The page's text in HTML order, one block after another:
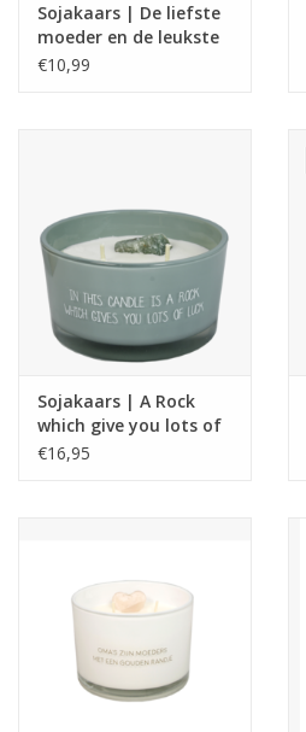
Sojakaars | De liefste
moeder en de leukste
oma | Fresh cotton
€10,99
Sojakaars | A Rock
which give you lots of
luck
€16,95